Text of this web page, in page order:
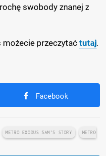
swobody znanej z
możecie przeczytać tutaj.
Facebook
METRO EXODUS SAM’S STORY
METRO